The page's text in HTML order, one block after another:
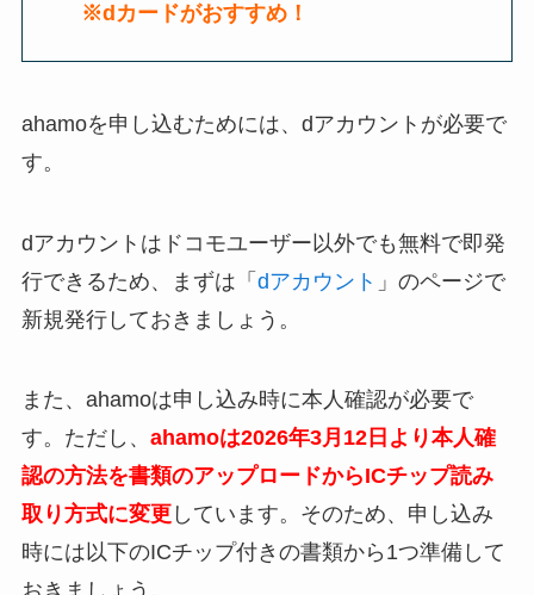
※dカードがおすすめ！
ahamoを申し込むためには、dアカウントが必要で
す。
dアカウントはドコモユーザー以外でも無料で即発
行できるため、まずは「 dアカウント 」のページで
新規発行しておきましょう。
また、ahamoは申し込み時に本人確認が必要で
す。ただし、 ahamoは2026年3月12日より本人確
認の方法を書類のアップロードからICチップ読み
取り方式に変更しています。そのため、申し込み
時には以下のICチップ付きの書類から1つ準備して